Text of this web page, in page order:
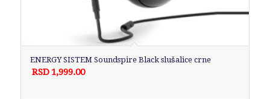
ENERGY SISTEM Soundspire Black slušalice crne
RSD 1,999.00